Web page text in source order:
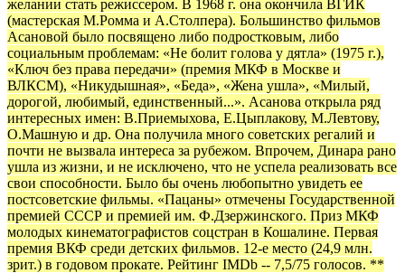
желании стать режиссером. В 1968 г. она окончила ВГИК
(мастерская М.Ромма и А.Столпера). Большинство фильмов
Асановой было посвящено либо подростковым, либо
социальным проблемам: «Не болит голова у дятла» (1975 г.),
«Ключ без права передачи» (премия МКФ в Москве и
ВЛКСМ), «Никудышная», «Беда», «Жена ушла», «Милый,
дорогой, любимый, единственный...». Асанова открыла ряд
интересных имен: В.Приемыхова, Е.Цыплакову, М.Левтову,
О.Машную и др. Она получила много советских регалий и
почти не вызвала интереса за рубежом. Впрочем, Динара рано
ушла из жизни, и не исключено, что не успела реализовать все
свои способности. Было бы очень любопытно увидеть ее
постсоветские фильмы. «Пацаны» отмечены Государственной
премией СССР и премией им. Ф.Дзержинского. Приз МКФ
молодых кинематографистов соцстран в Кошалине. Первая
премия ВКФ среди детских фильмов. 12-е место (24,9 млн.
зрит.) в годовом прокате. Рейтинг IMDb -- 7,5/75 голосов. **